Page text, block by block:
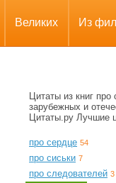
Великих Из
Цитаты из книг
зарубежных и
Цитаты.ру Лучшие
про сердце 54
про сиськи 7
про следователей 3